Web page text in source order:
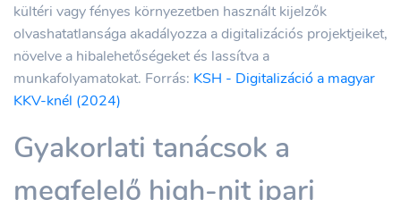
kültéri vagy fényes környezetben használt kijelzők
olvashatatlansága akadályozza a digitalizációs projektjeiket,
növelve a hibalehetőségeket és lassítva a
munkafolyamatokat. Forrás: KSH - Digitalizáció a magyar
KKV-knél (2024)
Gyakorlati tanácsok a
megfelelő high-nit ipari